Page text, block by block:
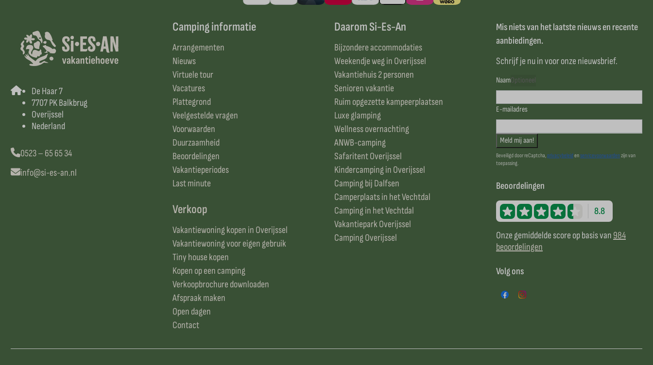
De Haar 7
7707 PK Balkbrug
Overijssel
Nederland
0523 – 65 65 34
info@si-es-an.nl
Camping informatie
Arrangementen
Nieuws
Virtuele tour
Vacatures
Plattegrond
Veelgestelde vragen
Voorwaarden
Duurzaamheid
Beoordelingen
Vakantieperiodes
Last minute
Verkoop
Vakantiewoning kopen in Overijssel
Vakantiewoning voor eigen gebruik
Tiny house kopen
Kopen op een camping
Verkoopbrochure downloaden
Afspraak maken
Open dagen
Contact
Daarom Si-Es-An
Bijzondere accommodaties
Weekendje weg in Overijssel
Vakantiehuis 2 personen
Senioren vakantie
Ruim opgezette kampeerplaatsen
Luxe glamping
Wellness overnachting
ANWB-camping
Safaritent Overijssel
Kindercamping in Overijssel
Camping bij Dalfsen
Camperplaats in het Vechtdal
Camping in het Vechtdal
Vakantiepark Overijssel
Camping Overijssel
Mis niets van het laatste nieuws en recente
aanbiedingen.
Schrijf je nu in voor onze nieuwsbrief.
NaamOptioneel
E-mailadres
Meld mij aan!
Beveiligd door reCaptcha,privacybeleidenservicevoorwaardenzijn van
toepassing.
Beoordelingen
8.8
Onze gemiddelde score op basis van 984
beoordelingen
Volg ons